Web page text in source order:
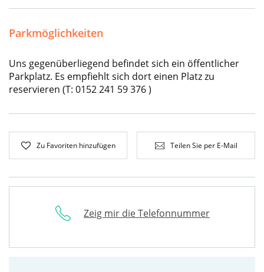
Parkmöglichkeiten
Uns gegenüberliegend befindet sich ein öffentlicher
Parkplatz. Es empfiehlt sich dort einen Platz zu
reservieren (T: 0152 241 59 376 )
Zu Favoriten hinzufügen Teilen Sie per E-Mail
Zeig mir die Telefonnummer